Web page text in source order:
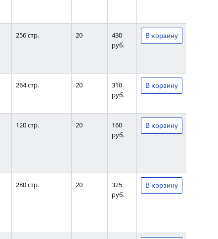
256 стр. 20
430
руб.
264 стр. 20
310
руб.
120 стр. 20
160
руб.
280 стр. 20
325
руб.